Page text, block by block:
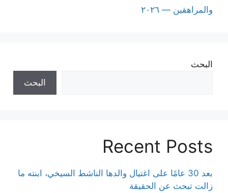
والمراهقين — ٢٠٢٦
البحث
البحث
Recent Posts
بعد 30 عامًا على اغتيال والدها الناشط السيخي، ابنته ما
زالت تبحث عن الحقيقة